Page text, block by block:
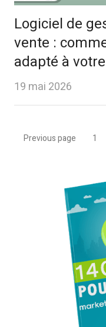
Logiciel de
vente :
adapté à
19 mai 2026
Pagination
Previous page 1